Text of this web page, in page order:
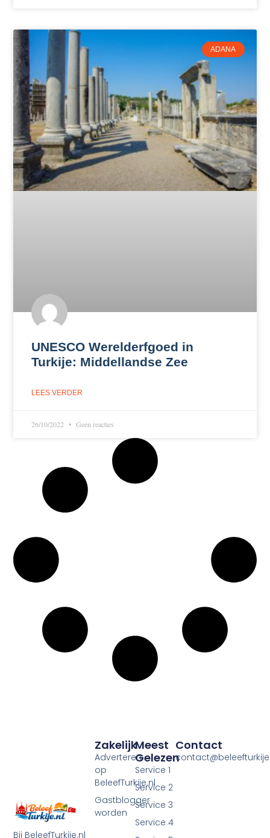
ADANA
UNESCO Werelderfgoed in
Turkije: Middellandse Zee
LEES VERDER
26/10/2022 Geen reacties
Bij BeleefTurkije.nl
Meest
Gelezen
Service 1
Service 2
Service 3
Service 4
Zakelijk
Adverteren
op
BeleefTurkije.nl
Gastblogger
worden
Contact